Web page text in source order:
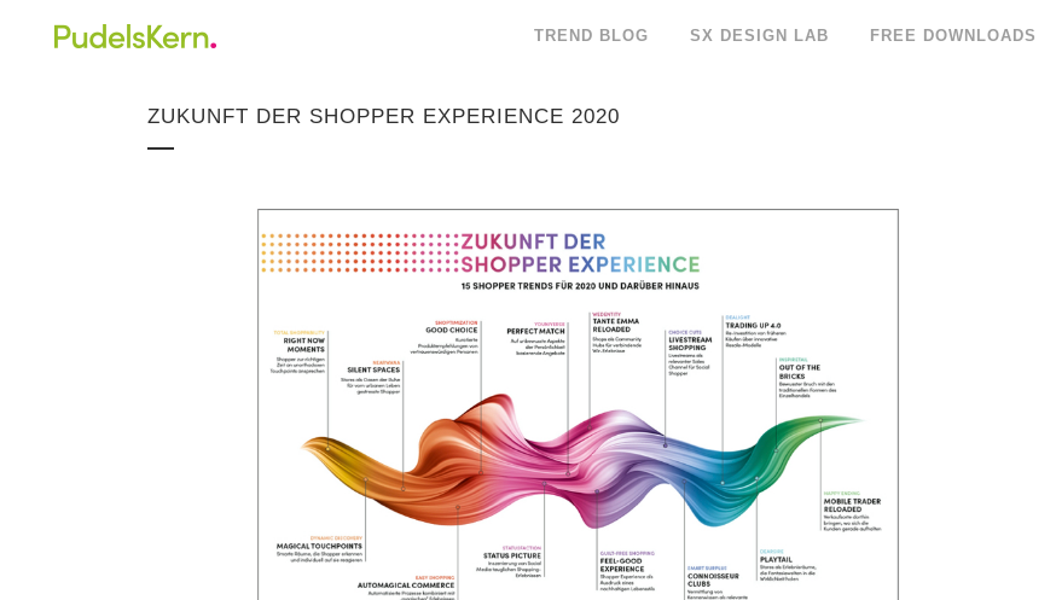
TREND BLOG SX DESIGN LAB FREE DOWNLOADS
ZUKUNFT DER SHOPPER EXPERIENCE 2020